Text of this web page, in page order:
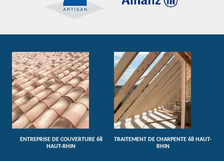
ENTREPRISE DE COUVERTURE 68
HAUT-RHIN
TRAITEMENT DE CHARPENTE 68 HAUT-
RHIN